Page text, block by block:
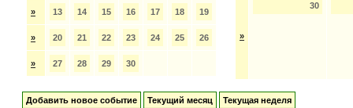
» 13 14 15 16 17 18 19
» 20 21 22 23 24 25 26
» 27 28 29 30
»
30
Добавить новое событие Текущий месяц Текущая неделя